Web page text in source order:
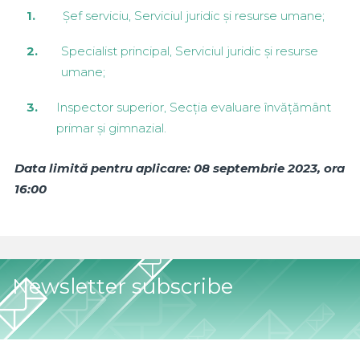
Șef serviciu, Serviciul juridic și resurse umane;
Specialist principal, Serviciul juridic și resurse
umane;
Inspector superior, Secția evaluare învățământ
primar și gimnazial.
Data limită pentru aplicare: 08 septembrie 2023, ora
16:00
Newsletter subscribe